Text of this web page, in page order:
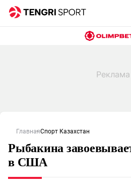
ГлавнаяСпорт Казахстан
Рыбакина
в США